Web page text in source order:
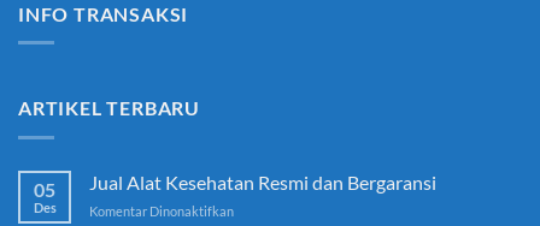
INFO TRANSAKSI
ARTIKEL TERBARU
05
Des
Jual Alat Kesehatan Resmi dan Bergaransi
Komentar Dinonaktifkanpada